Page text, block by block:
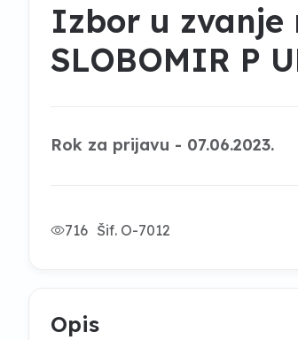
Izbor u zvanje
SLOBOMIR P
Rok za prijavu - 07.06.2023.
716 Šif. O-7012
Opis